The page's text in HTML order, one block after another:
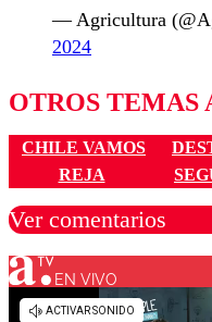
— Agricultura
2024
OTROS TEMAS
CHILE VAMOS
REJA
Ver comentarios
Los comentarios
EN VIVO